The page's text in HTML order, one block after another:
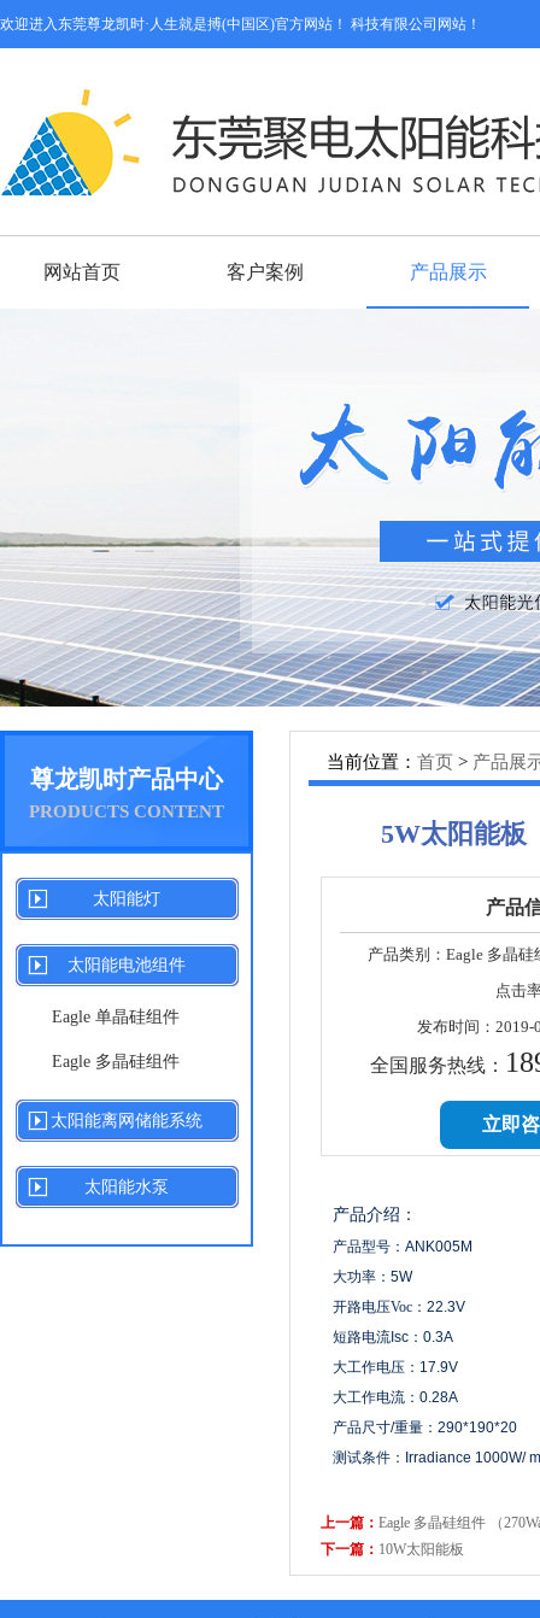
欢迎进入东莞尊龙凯时·人生就是搏(中国区)官方网站！ 科技有限公司网站！
网站首页 客户案例 产品展示
尊龙凯时产品中心
PRODUCTS CONTENT
太阳能灯
太阳能电池组件
Eagle 单晶硅组件
Eagle 多晶硅组件
太阳能离网储能系统
太阳能水泵
当前位置： 首页 > 产品展
5W太阳能板
产品
产品类别： Eagle 多晶硅
点击
发布时间： 2019-
全国服务热线：
立即
产品介绍：
产品型号：ANK005M
大功率：5W
开路电压Voc ：22.3V
短路电流Isc：0.3A
大工作电压：17.9V
大工作电流：0.28A
产品尺寸/重量： 290*190*20
测试条件： Irradiance
上一篇： Eagle 多晶硅组件 （
下一篇： 10W太阳能板